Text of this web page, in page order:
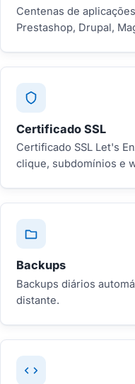
Centenas de
Prestashop, Drupal,
Certificado SSL
Certificado SSL Let's
clique, subdomínios e
Backups
Backups diários
distante.